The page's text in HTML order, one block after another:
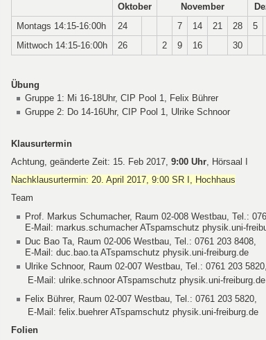
Oktober
November
Montags 14:15-16:00h
24 7 14 21 28 5
Mittwoch 14:15-16:00h
26 2 9 16 30
Übung
Gruppe 1: Mi 16-18Uhr, CIP Pool 1, Felix Bührer
Gruppe 2: Do 14-16Uhr, CIP Pool 1, Ulrike Schnoor
Klausurtermin
Achtung, geänderte Zeit: 15. Feb 2017, 9:00 Uhr , Hörsaal I
Nachklausurtermin: 20. April 2017, 9:00 SR I, Hochhaus
Team
Prof. Markus Schumacher, Raum 02-008 Westbau, Tel.:
E-Mail: markus.schumacher ATspamschutz physik.uni-
Duc Bao Ta, Raum 02-006 Westbau, Tel.: 0761 203 8408,
E-Mail: duc.bao.ta ATspamschutz physik.uni-freiburg.de
Ulrike Schnoor, Raum 02-007 Westbau, Tel.: 0761 203 5820,
E-Mail: ulrike.schnoor ATspamschutz physik.uni-freiburg.de
Felix Bührer, Raum 02-007 Westbau, Tel.: 0761 203 5820,
E-Mail: felix.buehrer ATspamschutz physik.uni-freiburg.de
Folien